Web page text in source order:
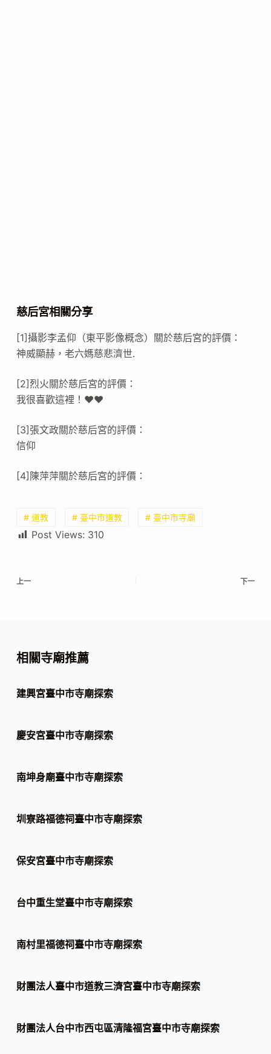
慈后宮相關分享
[1]攝影李孟仰（東平影像概念）關於慈后宮的評價：
神威顯赫，老六媽慈悲濟世.
[2]烈火關於慈后宮的評價：
我很喜歡這裡！❤️❤️
[3]張文政關於慈后宮的評價：
信仰
[4]陳萍萍關於慈后宮的評價：
# 道教 # 臺中市道教 # 臺中市寺廟
Post Views: 310
上一 下一
相關寺廟推薦
建興宮臺中市寺廟探索
慶安宮臺中市寺廟探索
南坤身廟臺中市寺廟探索
圳寮路福德祠臺中市寺廟探索
保安宮臺中市寺廟探索
台中重生堂臺中市寺廟探索
南村里福德祠臺中市寺廟探索
財團法人臺中市道教三濟宮臺中市寺廟探索
財團法人台中市西屯區清隆福宮臺中市寺廟探索